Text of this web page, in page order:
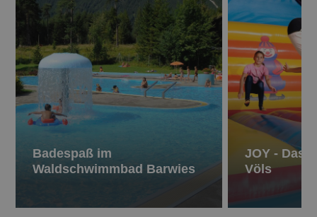
Badespaß im
Waldschwimmbad Barwies
JOY - Das
Völs